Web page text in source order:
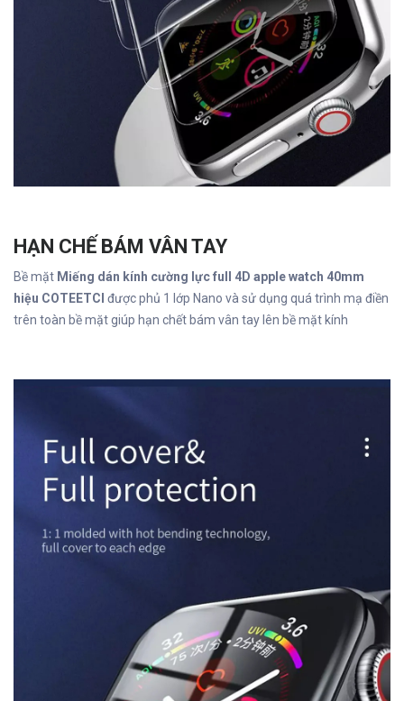
HẠN CHẾ BÁM VÂN TAY
Bề mặt Miếng dán kính cường lực full 4D apple watch 40mm
hiệu COTEETCI được phủ 1 lớp Nano và sử dụng quá trình mạ điền
trên toàn bề mặt giúp hạn chết bám vân tay lên bề mặt kính